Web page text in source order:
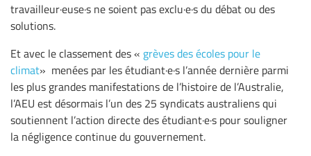
travailleur·euse·s ne soient pas exclu·e·s du débat ou des
solutions.
Et avec le classement des « grèves des écoles pour le
climat» menées par les étudiant·e·s l’année dernière parmi
les plus grandes manifestations de l’histoire de l’Australie,
l’AEU est désormais l’un des 25 syndicats australiens qui
soutiennent l’action directe des étudiant·e·s pour souligner
la négligence continue du gouvernement.